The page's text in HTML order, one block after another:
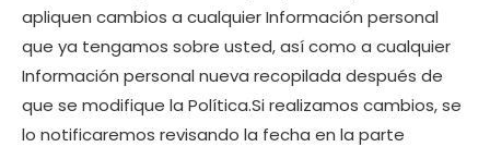
apliquen cambios a cualquier Información personal
que ya tengamos sobre usted, así como a cualquier
Información personal nueva recopilada después de
que se modifique la Política.Si realizamos cambios, se
lo notificaremos revisando la fecha en la parte